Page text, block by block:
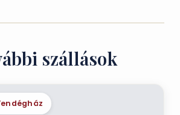
szállások